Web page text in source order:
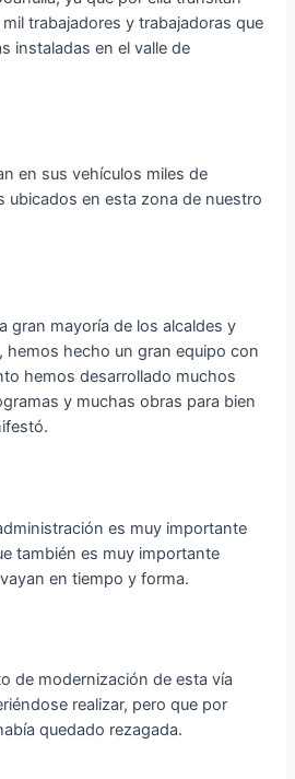
trabajadores y trabajadoras que
instaladas en el valle de
en sus vehículos miles de
ubicados en esta zona de nuestro
gran mayoría de los alcaldes y
hemos hecho un gran equipo con
hemos desarrollado muchos
y muchas obras para bien
es muy importante
también es muy importante
en tiempo y forma.
de modernización de esta vía
realizar, pero que por
quedado rezagada.